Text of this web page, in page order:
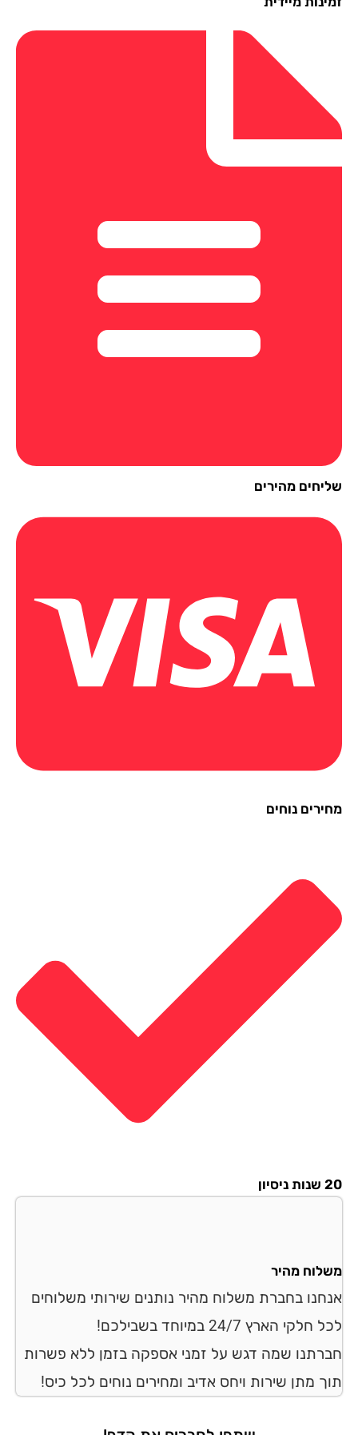
מהירים
נוחים
מהיר
בחברת משלוח מהיר נותנים שירותי משלוחים
הארץ 24/7 במיוחד בשבילכם!
שמה דגש על זמני אספקה בזמן ללא פשרות
מתן שירות ויחס אדיב ומחירים נוחים לכל כיס!